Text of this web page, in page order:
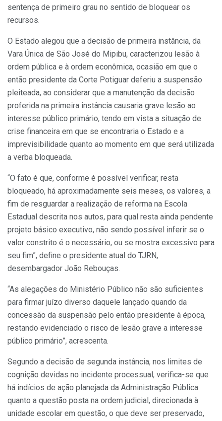
sentença de primeiro grau no sentido de bloquear os
recursos.
O Estado alegou que a decisão de primeira instância, da
Vara Única de São José do Mipibu, caracterizou lesão à
ordem pública e à ordem econômica, ocasião em que o
então presidente da Corte Potiguar deferiu a suspensão
pleiteada, ao considerar que a manutenção da decisão
proferida na primeira instância causaria grave lesão ao
interesse público primário, tendo em vista a situação de
crise financeira em que se encontraria o Estado e a
imprevisibilidade quanto ao momento em que será utilizada
a verba bloqueada.
“O fato é que, conforme é possível verificar, resta
bloqueado, há aproximadamente seis meses, os valores, a
fim de resguardar a realização de reforma na Escola
Estadual descrita nos autos, para qual resta ainda pendente
projeto básico executivo, não sendo possível inferir se o
valor constrito é o necessário, ou se mostra excessivo para
seu fim”, define o presidente atual do TJRN,
desembargador João Rebouças.
“As alegações do Ministério Público não são suficientes
para firmar juízo diverso daquele lançado quando da
concessão da suspensão pelo então presidente à época,
restando evidenciado o risco de lesão grave a interesse
público primário”, acrescenta.
Segundo a decisão de segunda instância, nos limites de
cognição devidas no incidente processual, verifica-se que
há indícios de ação planejada da Administração Pública
quanto a questão posta na ordem judicial, direcionada à
unidade escolar em questão, o que deve ser preservado,